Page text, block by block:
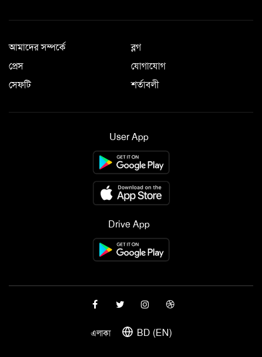
আমাদের সম্পর্কে
ব্লগ
প্রেস
যোগাযোগ
সেফটি
শর্তাবলী
User App
Drive App
এলাকা BD (EN)